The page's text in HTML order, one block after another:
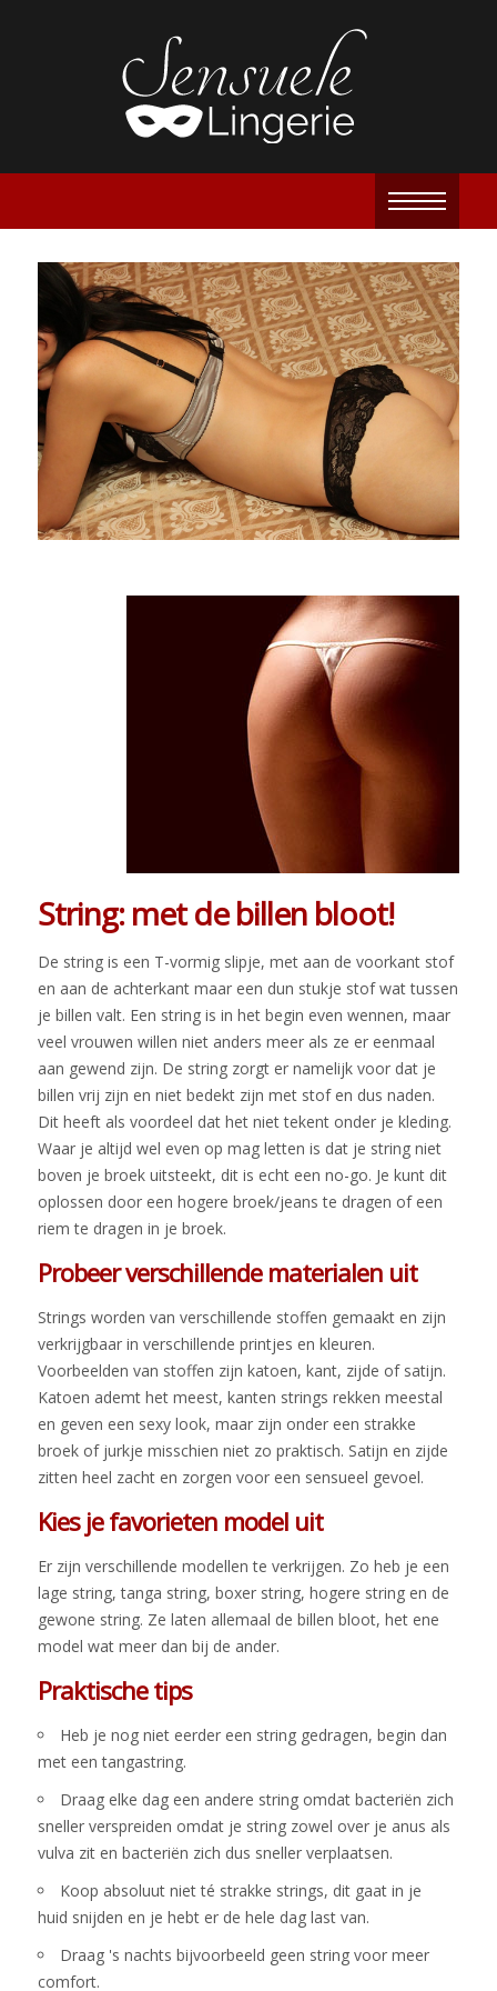
String: met de billen bloot!
De string is een T-vormig slipje, met aan de voorkant stof
en aan de achterkant maar een dun stukje stof wat tussen
je billen valt. Een string is in het begin even wennen, maar
veel vrouwen willen niet anders meer als ze er eenmaal
aan gewend zijn. De string zorgt er namelijk voor dat je
billen vrij zijn en niet bedekt zijn met stof en dus naden.
Dit heeft als voordeel dat het niet tekent onder je kleding.
Waar je altijd wel even op mag letten is dat je string niet
boven je broek uitsteekt, dit is echt een no-go. Je kunt dit
oplossen door een hogere broek/jeans te dragen of een
riem te dragen in je broek.
Probeer verschillende materialen uit
Strings worden van verschillende stoffen gemaakt en zijn
verkrijgbaar in verschillende printjes en kleuren.
Voorbeelden van stoffen zijn katoen, kant, zijde of satijn.
Katoen ademt het meest, kanten strings rekken meestal
en geven een sexy look, maar zijn onder een strakke
broek of jurkje misschien niet zo praktisch. Satijn en zijde
zitten heel zacht en zorgen voor een sensueel gevoel.
Kies je favorieten model uit
Er zijn verschillende modellen te verkrijgen. Zo heb je een
lage string, tanga string, boxer string, hogere string en de
gewone string. Ze laten allemaal de billen bloot, het ene
model wat meer dan bij de ander.
Praktische tips
Heb je nog niet eerder een string gedragen, begin dan
met een tangastring.
Draag elke dag een andere string omdat bacteriën zich
sneller verspreiden omdat je string zowel over je anus als
vulva zit en bacteriën zich dus sneller verplaatsen.
Koop absoluut niet té strakke strings, dit gaat in je
huid snijden en je hebt er de hele dag last van.
Draag 's nachts bijvoorbeeld geen string voor meer
comfort.